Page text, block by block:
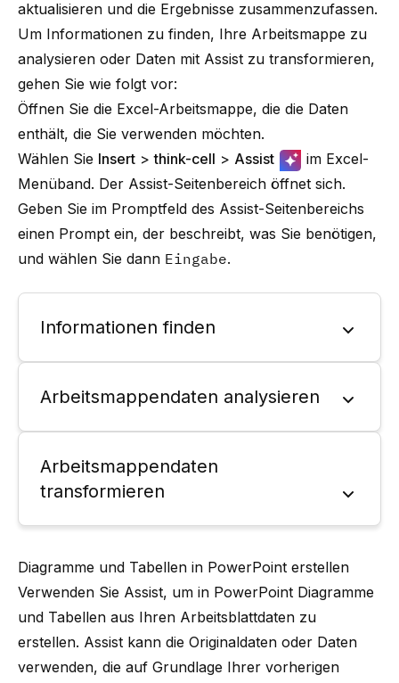
aktualisieren und die Ergebnisse zusammenzufassen.
Um Informationen zu finden, Ihre Arbeitsmappe zu
analysieren oder Daten mit Assist zu transformieren,
gehen Sie wie folgt vor:
Öffnen Sie die Excel-Arbeitsmappe, die die Daten
enthält, die Sie verwenden möchten.
Wählen Sie Insert >think-cell > Assist
im Excel-
Menüband. Der Assist-Seitenbereich öffnet sich.
Geben Sie im Promptfeld des Assist-Seitenbereichs
einen Prompt ein, der beschreibt, was Sie benötigen,
und wählen Sie dann Eingabe.
Informationen finden
Arbeitsmappendaten analysieren
Arbeitsmappendaten
transformieren
Diagramme und Tabellen in PowerPoint erstellen
Verwenden Sie Assist, um in PowerPoint Diagramme
und Tabellen aus Ihren Arbeitsblattdaten zu
erstellen. Assist kann die Originaldaten oder Daten
verwenden, die auf Grundlage Ihrer vorherigen